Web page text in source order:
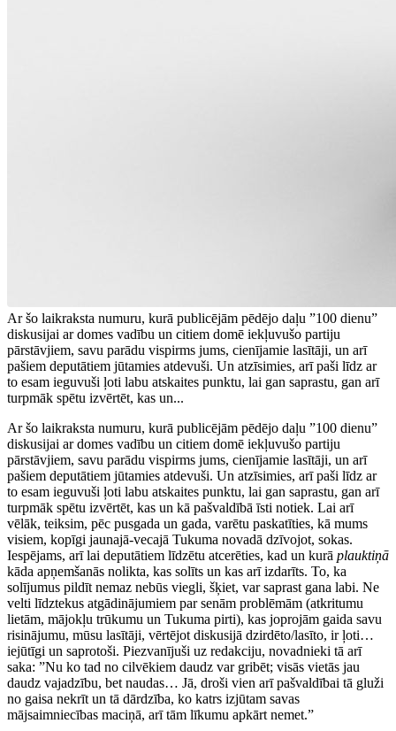
Ar šo laikraksta numuru, kurā publicējām pēdējo daļu ”100 dienu”
diskusijai ar domes vadību un citiem domē iekļuvušo partiju
pārstāvjiem, savu parādu vispirms jums, cienījamie lasītāji, un arī
pašiem deputātiem jūtamies atdevuši. Un atzīsimies, arī paši līdz ar
to esam ieguvuši ļoti labu atskaites punktu, lai gan saprastu, gan arī
turpmāk spētu izvērtēt, kas un...
Ar šo laikraksta numuru, kurā publicējām pēdējo daļu ”100 dienu”
diskusijai ar domes vadību un citiem domē iekļuvušo partiju
pārstāvjiem, savu parādu vispirms jums, cienījamie lasītāji, un arī
pašiem deputātiem jūtamies atdevuši. Un atzīsimies, arī paši līdz ar
to esam ieguvuši ļoti labu atskaites punktu, lai gan saprastu, gan arī
turpmāk spētu izvērtēt, kas un kā pašvaldībā īsti notiek. Lai arī
vēlāk, teiksim, pēc pusgada un gada, varētu paskatīties, kā mums
visiem, kopīgi jaunajā-vecajā Tukuma novadā dzīvojot, sokas.
Iespējams, arī lai deputātiem līdzētu atcerēties, kad un kurā plauktiņā
kāda apņemšanās nolikta, kas solīts un kas arī izdarīts. To, ka
solījumus pildīt nemaz nebūs viegli, šķiet, var saprast gana labi. Ne
velti līdztekus atgādinājumiem par senām problēmām (atkritumu
lietām, mājokļu trūkumu un Tukuma pirti), kas joprojām gaida savu
risinājumu, mūsu lasītāji, vērtējot diskusijā dzirdēto/lasīto, ir ļoti…
iejūtīgi un saprotoši. Piezvanījuši uz redakciju, novadnieki tā arī
saka: ”Nu ko tad no cilvēkiem daudz var gribēt; visās vietās jau
daudz vajadzību, bet naudas… Jā, droši vien arī pašvaldībai tā gluži
no gaisa nekrīt un tā dārdzība, ko katrs izjūtam savas
mājsaimniecības maciņā, arī tām līkumu apkārt nemet.”